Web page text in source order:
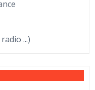
...)